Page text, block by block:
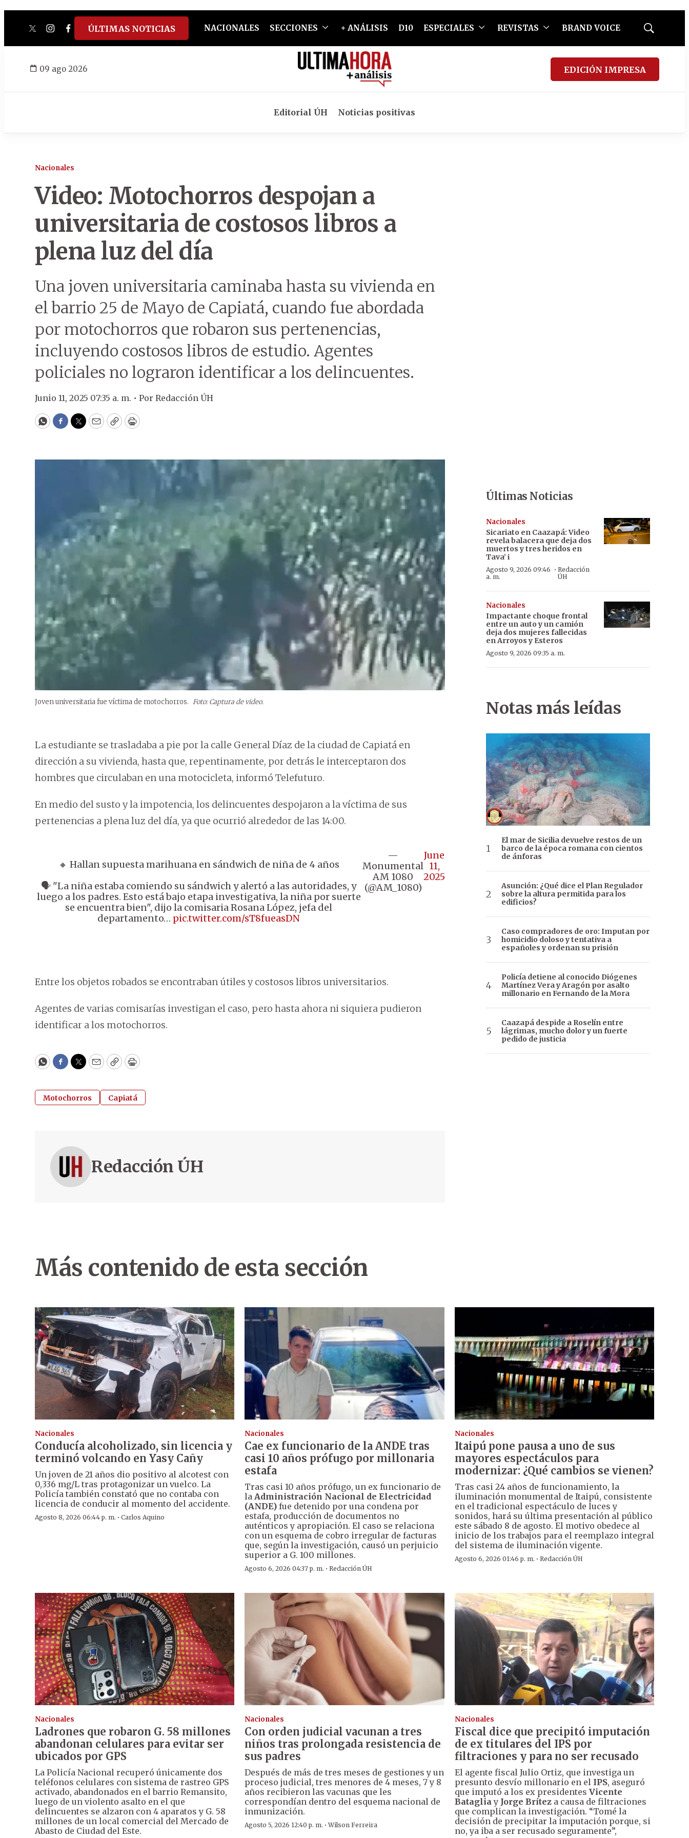
twitterinstagram
facebook
tiktokyoutube
spotify
ÚLTIMAS NOTICIAS NACIONALES SECCIONES + ANÁLISIS D10 ESPECIALES REVISTAS BRAND VOICE
Mostrar
09 ago 2026 EDICIÓN IMPRESA
Editorial ÚH Noticias positivas
Nacionales
Video: Motochorros despojan a
universitaria de costosos libros a
plena luz del día
Una joven universitaria caminaba hasta su vivienda en
el barrio 25 de Mayo de Capiatá, cuando fue abordada
por motochorros que robaron sus pertenencias,
incluyendo costosos libros de estudio. Agentes
policiales no lograron identificar a los delincuentes.
Junio 11, 2025 07:35 a. m. • Por Redacción ÚH
WhatsApp
Facebook
Twitter
EmailCopyPrint
Joven universitaria fue víctima de motochorros. Foto: Captura de video.
La estudiante se trasladaba a pie por la calle General Díaz de la ciudad de Capiatá en
dirección a su vivienda, hasta que, repentinamente, por detrás le interceptaron dos
hombres que circulaban en una motocicleta, informó Telefuturo.
En medio del susto y la impotencia, los delincuentes despojaron a la víctima de sus
pertenencias a plena luz del día, ya que ocurrió alrededor de las 14:00.
🔸 Hallan supuesta marihuana en sándwich de niña de 4 años
🗣️ "La niña estaba comiendo su sándwich y alertó a las autoridades, y
luego a los padres. Esto está bajo etapa investigativa, la niña por suerte
se encuentra bien", dijo la comisaria Rosana López, jefa del
departamento… pic.twitter.com/sT8fueasDN
—
Monumental
AM 1080
(@AM_1080)
June
11,
2025
Entre los objetos robados se encontraban útiles y costosos libros universitarios.
Agentes de varias comisarías investigan el caso, pero hasta ahora ni siquiera pudieron
identificar a los motochorros.
WhatsApp
Facebook
Twitter
EmailCopyPrint
Motochorros Capiatá
Redacción ÚH
Últimas Noticias
Nacionales
Sicariato en Caazapá: Video
revela balacera que deja dos
muertos y tres heridos en
Tava’ i
Agosto 9, 2026 09:46
a. m.
·Redacción
ÚH
Nacionales
Impactante choque frontal
entre un auto y un camión
deja dos mujeres fallecidas
en Arroyos y Esteros
Agosto 9, 2026 09:35 a. m.
Notas más leídas
El mar de Sicilia devuelve restos de un
barco de la época romana con cientos
de ánforas
Asunción: ¿Qué dice el Plan Regulador
sobre la altura permitida para los
edificios?
Caso compradores de oro: Imputan por
homicidio doloso y tentativa a
españoles y ordenan su prisión
Policía detiene al conocido Diógenes
Martínez Vera y Aragón por asalto
millonario en Fernando de la Mora
Caazapá despide a Roselín entre
lágrimas, mucho dolor y un fuerte
pedido de justicia
Más contenido de esta sección
Nacionales
Conducía alcoholizado, sin licencia y
terminó volcando en Yasy Cañy
Un joven de 21 años dio positivo al alcotest con
0,336 mg/L tras protagonizar un vuelco. La
Policía también constató que no contaba con
licencia de conducir al momento del accidente.
Agosto 8, 2026 06:44 p. m. · Carlos Aquino
Nacionales
Cae ex funcionario de la ANDE tras
casi 10 años prófugo por millonaria
estafa
Tras casi 10 años prófugo, un ex funcionario de
laAdministración Nacional de Electricidad
(ANDE) fue detenido por una condena por
estafa, producción de documentos no
auténticos y apropiación. El caso se relaciona
con un esquema de cobro irregular de facturas
que, según la investigación, causó un perjuicio
superior a G. 100 millones.
Agosto 6, 2026 04:37 p. m. ·Redacción ÚH
Nacionales
Itaipú pone pausa a uno de sus
mayores espectáculos para
modernizar: ¿Qué cambios se vienen?
Tras casi 24 años de funcionamiento, la
iluminación monumental de Itaipú, consistente
en el tradicional espectáculo de luces y
sonidos, hará su última presentación al público
este sábado 8 de agosto. El motivo obedece al
inicio de los trabajos para el reemplazo integral
del sistema de iluminación vigente.
Agosto 6, 2026 01:46 p. m. · Redacción ÚH
Nacionales
Ladrones que robaron G. 58 millones
abandonan celulares para evitar ser
ubicados por GPS
La Policía Nacional recuperó únicamente dos
teléfonos celulares con sistema de rastreo GPS
activado, abandonados en el barrio Remansito,
luego de un violento asalto en el que
delincuentes se alzaron con 4 aparatos y G. 58
millones de un local comercial del Mercado de
Abasto de Ciudad del Este.
Nacionales
Con orden judicial vacunan a tres
niños tras prolongada resistencia de
sus padres
Después de más de tres meses de gestiones y un
proceso judicial, tres menores de 4 meses, 7 y 8
años recibieron las vacunas que les
correspondían dentro del esquema nacional de
inmunización.
Agosto 5, 2026 12:40 p. m. ·Wilson Ferreira
Nacionales
Fiscal dice que precipitó imputación
de ex titulares del IPS por
filtraciones y para no ser recusado
El agente fiscal Julio Ortiz, que investiga un
presunto desvío millonario en el IPS, aseguró
que imputó a los ex presidentes Vicente
Bataglia y Jorge Bríteza causa de filtraciones
que complican la investigación. “Tomé la
decisión de precipitar la imputación porque, si
no, ya iba a ser recusado seguramente”,